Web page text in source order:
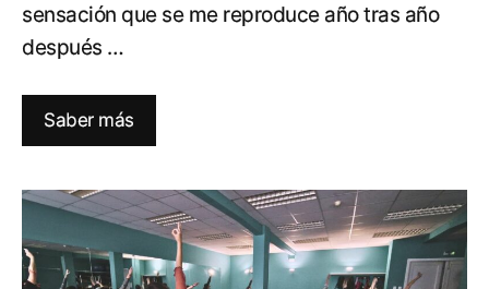
sensación que se me reproduce año tras año
después …
Saber más